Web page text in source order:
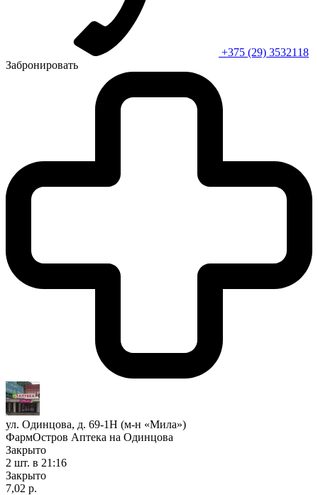
+375 (29) 3532118
Забронировать
ул. Одинцова, д. 69-1Н (м-н «Мила»)
ФармОстров Аптека на Одинцова
Закрыто
2 шт. в 21:16
Закрыто
7,02 р.